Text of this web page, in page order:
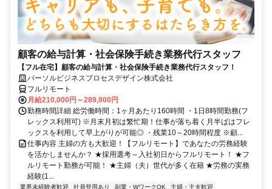
顧客の給与計算・社会保険手続き業務代行スタッフ
【フル在宅】顧客の給与計算・社会保険手続き業務代行スタッフ！
パーソルビジネスプロセスデザイン株式会社
フルリモート
月給210,000円～289,900円
勤務時間詳細 総労働時間：1ヶ月あたり160時間 ・1日8時間勤務(フ
レックス利用可) ※月末月初は繁忙期！仕事が落ち着く月半ばはフレ
ックスを利用して早上がりが可能◎ ・残業10～20時間程度 ※顧...
仕事内容 主婦の方も大歓迎！【フルリモート】であなたの労務経験
を活かしませんか？ ★採用選考～入社初日からフルリモート！ ★フ
ルリモート勤務が可能！ ★主婦（夫）世代が多く在籍 ★労務の実務
経験(1...
業界未経験者歓迎 社員登用あり 副業・WワークOK
主婦・主夫歓迎